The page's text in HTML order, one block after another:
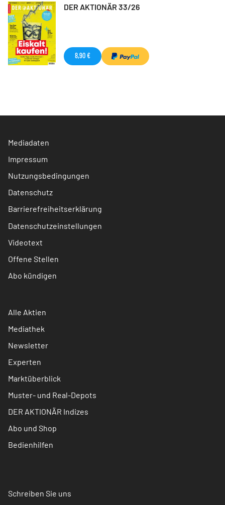
DER AKTIONÄR 33/26
8,90 €
Mediadaten
Impressum
Nutzungsbedingungen
Datenschutz
Barrierefreiheitserklärung
Datenschutzeinstellungen
Videotext
Offene Stellen
Abo kündigen
Alle Aktien
Mediathek
Newsletter
Experten
Marktüberblick
Muster- und Real-Depots
DER AKTIONÄR Indizes
Abo und Shop
Bedienhilfen
Schreiben Sie uns